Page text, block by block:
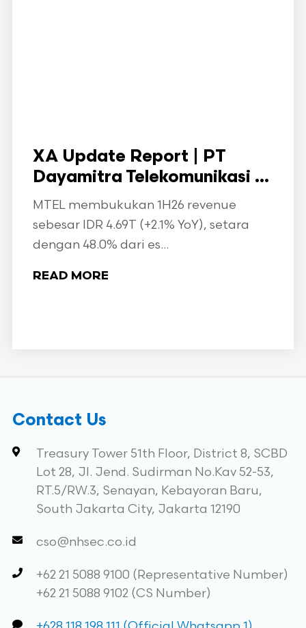
XA Update Report | PT
Dayamitra Telekomunikasi ...
MTEL membukukan 1H26 revenue
sebesar IDR 4.69T (+2.1% YoY), setara
dengan 48.0% dari es...
READ MORE
Contact Us
Treasury Tower 51th Floor, District 8, SCBD
Lot 28, Jl. Jend. Sudirman No.Kav 52-53,
RT.5/RW.3, Senayan, Kebayoran Baru,
South Jakarta City, Jakarta 12190
cso@nhsec.co.id
+62 21 5088 9100 (Representative Number)
+62 21 5088 9102 (CS Number)